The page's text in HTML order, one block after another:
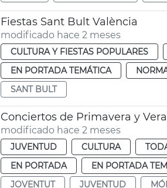
Fiestas Sant Bult València
modificado hace 2 meses
CULTURA Y FIESTAS POPULARES
EN PORTADA TEMÁTICA
SANT BULT
Conciertos de Primavera y
modificado hace 2 meses
JUVENTUD CULTURA
EN PORTADA
EN PORTADA
JOVENTUT
JUVENTUD